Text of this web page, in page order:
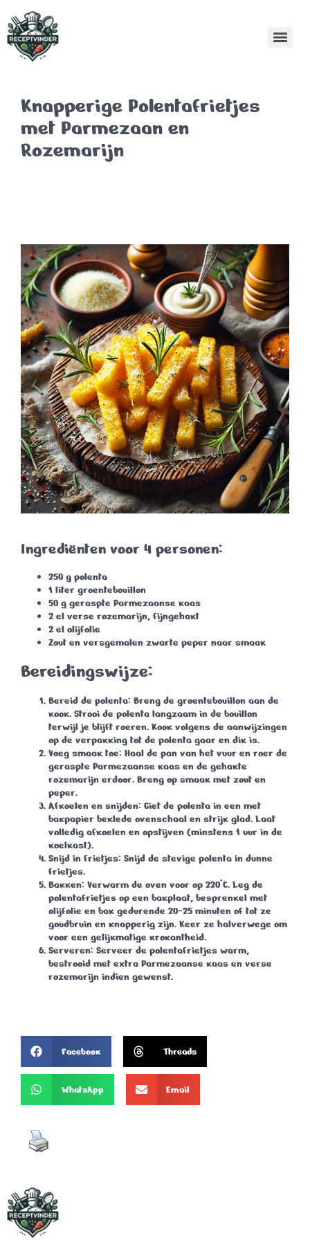
Knapperige Polentafrietjes
met Parmezaan en
Rozemarijn
Ingrediënten voor 4 personen:
250 g polenta
1 liter groentebouillon
50 g geraspte Parmezaanse kaas
2 el verse rozemarijn, fijngehakt
2 el olijfolie
Zout en versgemalen zwarte peper naar smaak
Bereidingswijze:
Bereid de polenta: Breng de groentebouillon aan de
kook. Strooi de polenta langzaam in de bouillon
terwijl je blijft roeren. Kook volgens de aanwijzingen
op de verpakking tot de polenta gaar en dik is.
Voeg smaak toe: Haal de pan van het vuur en roer de
geraspte Parmezaanse kaas en de gehakte
rozemarijn erdoor. Breng op smaak met zout en
peper.
Afkoelen en snijden: Giet de polenta in een met
bakpapier beklede ovenschaal en strijk glad. Laat
volledig afkoelen en opstijven (minstens 1 uur in de
koelkast).
Snijd in frietjes: Snijd de stevige polenta in dunne
frietjes.
Bakken: Verwarm de oven voor op 220°C. Leg de
polentafrietjes op een bakplaat, besprenkel met
olijfolie en bak gedurende 20-25 minuten of tot ze
goudbruin en knapperig zijn. Keer ze halverwege om
voor een gelijkmatige krokantheid.
Serveren: Serveer de polentafrietjes warm,
bestrooid met extra Parmezaanse kaas en verse
rozemarijn indien gewenst.
Facebook Threads
WhatsApp Email